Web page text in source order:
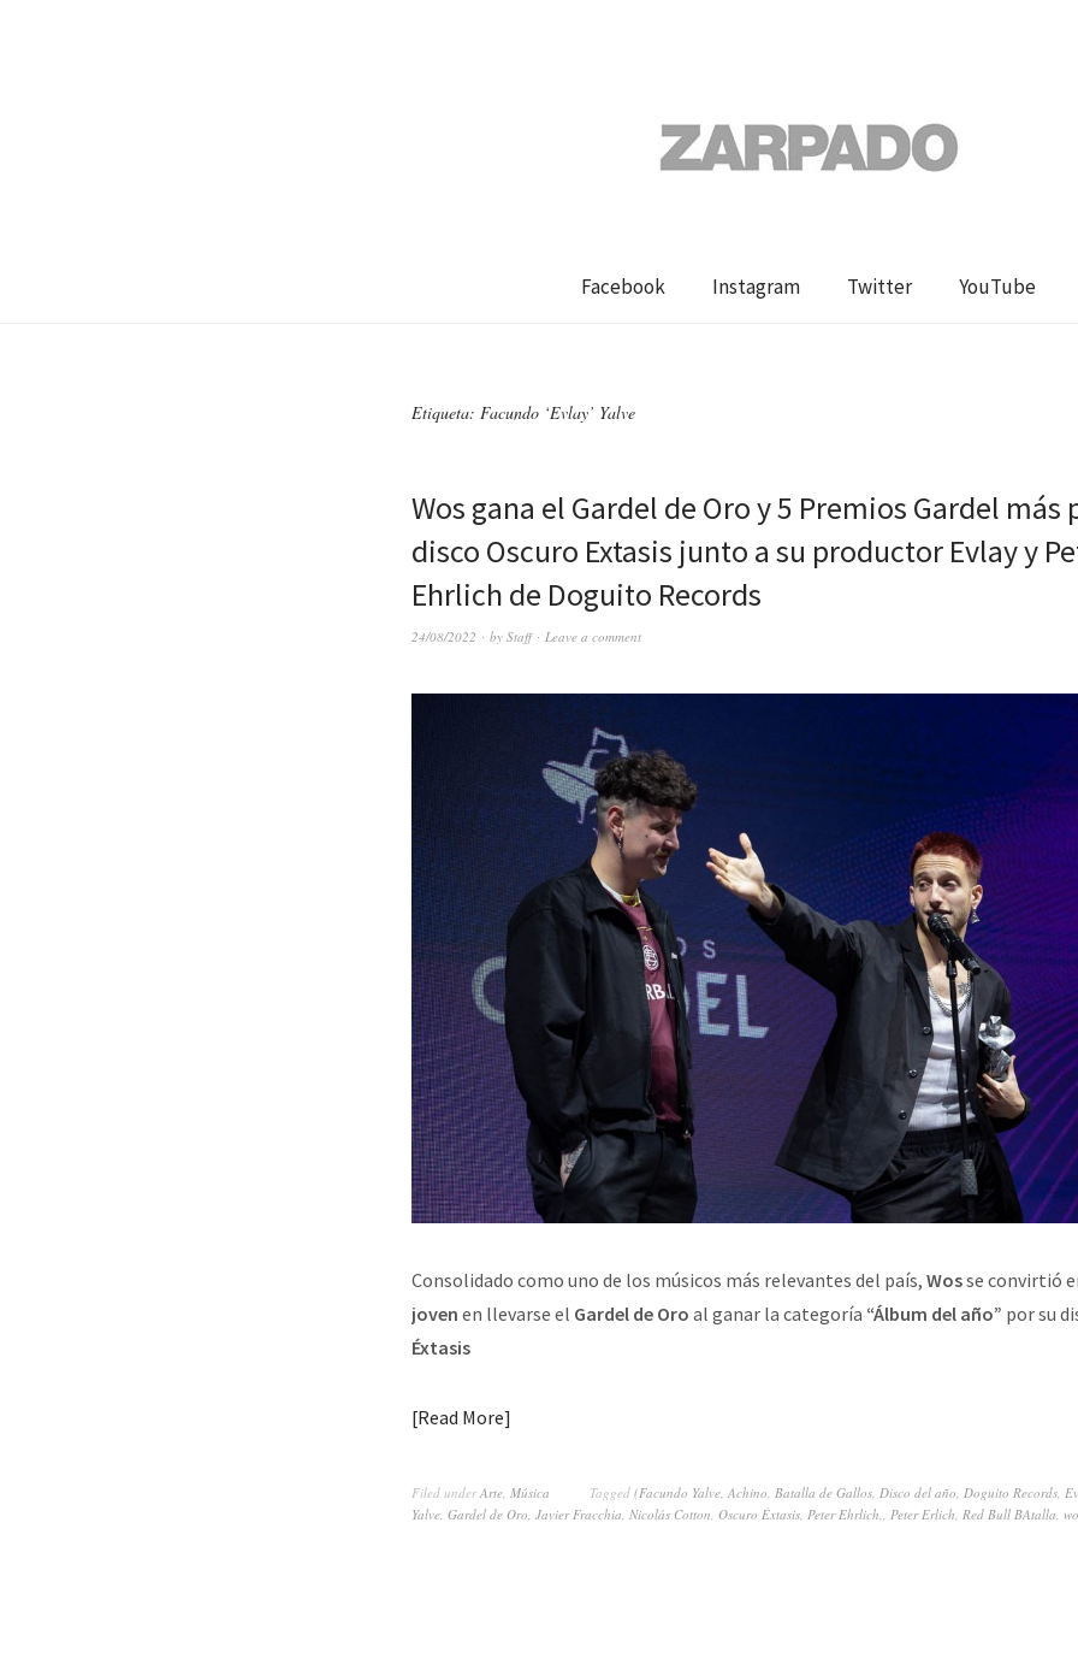
Facebook Instagram Twitter YouTube
Etiqueta: Facundo ‘Evlay’ Yalve
Wos gana el Gardel de Oro y 5 Premios Gardel más
disco Oscuro Extasis junto a su productor Evlay y
Ehrlich de Doguito Records
24/08/2022 by Staff Leave a comment
Consolidado como uno de los músicos más relevantes del país, Wosse convirtió
joven en llevarse el Gardel de Oro al ganar la categoría “Álbum del año” por su
Éxtasis
Read More
Filed underArte, Música Tagged (Facundo Yalve, Achino, Batalla de Gallos, Disco del año, Doguito Records,
Yalve, Gardel de Oro, Javier Fracchia, Nicolás Cotton, Oscuro Éxtasis, Peter Ehrlich., Peter Erlich, Red Bull BAtalla,